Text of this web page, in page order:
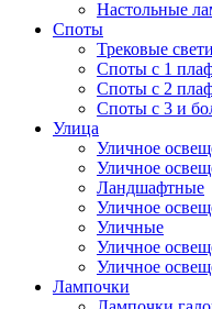
Настольные
Споты
Трековые
Споты с 1
Споты с 2
Споты с 3 и
Улица
Уличное
Уличное
Ландшафтные
Уличное
Уличные
Уличное
Уличное
Лампочки